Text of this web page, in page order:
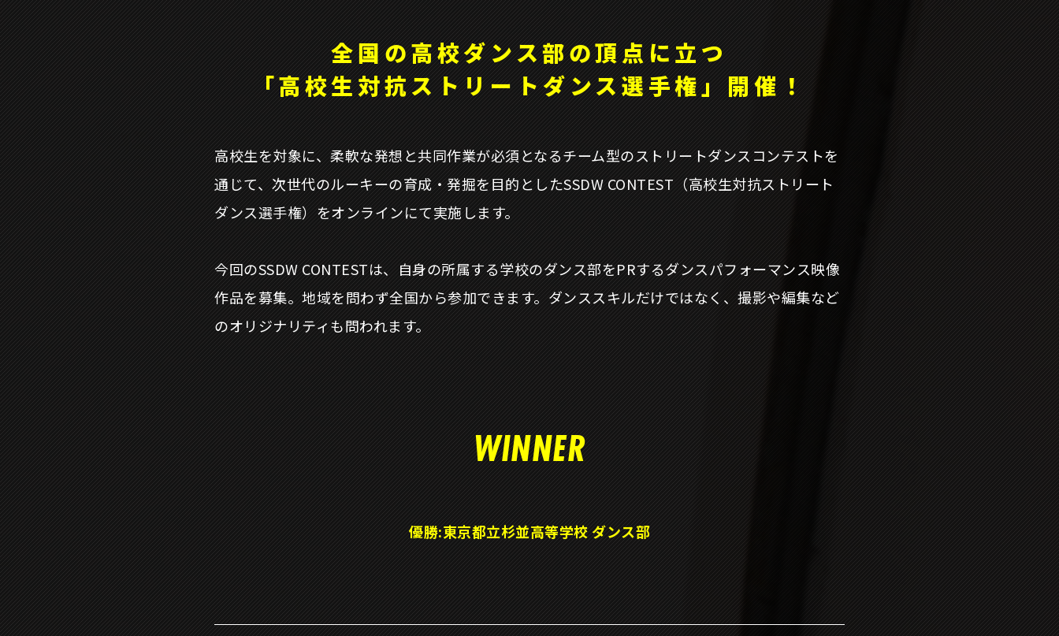
全国の高校ダンス部の頂点に立つ
「高校生対抗ストリートダンス選手権」開催！
高校生を対象に、柔軟な発想と共同作業が必須となるチーム型のストリートダンスコンテストを
通じて、次世代のルーキーの育成・発掘を目的としたSSDW CONTEST（高校生対抗ストリート
ダンス選手権）をオンラインにて実施します。
今回のSSDW CONTESTは、自身の所属する学校のダンス部をPRするダンスパフォーマンス映像
作品を募集。地域を問わず全国から参加できます。ダンススキルだけではなく、撮影や編集など
のオリジナリティも問われます。
WINNER
優勝:東京都立杉並高等学校 ダンス部